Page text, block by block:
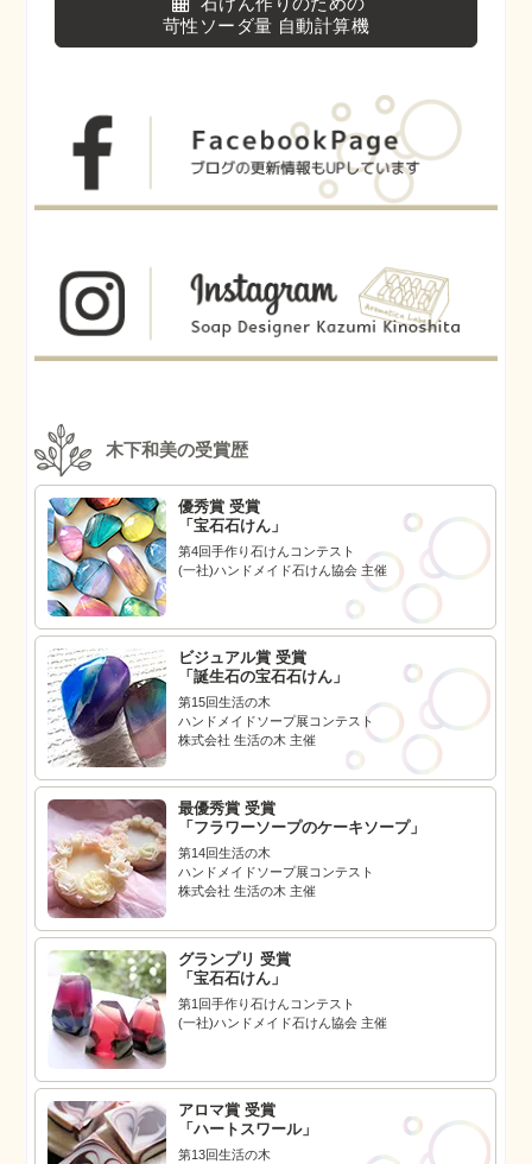
苛性ソーダ量 自動計算機
木下和美の受賞歴
優秀賞 受賞
「宝石石けん」
第4回手作り石けんコンテスト
(一社)ハンドメイド石けん協会 主催
ビジュアル賞 受賞
「誕生石の宝石石けん」
第15回生活の木
ハンドメイドソープ展コンテスト
株式会社 生活の木 主催
最優秀賞 受賞
「フラワーソープのケーキソープ」
第14回生活の木
ハンドメイドソープ展コンテスト
株式会社 生活の木 主催
グランプリ 受賞
「宝石石けん」
第1回手作り石けんコンテスト
(一社)ハンドメイド石けん協会 主催
アロマ賞 受賞
「ハートスワール」
第13回生活の木